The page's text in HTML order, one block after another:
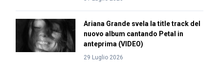
Ariana Grande svela la title track del
nuovo album cantando Petal in
anteprima (VIDEO)
29 Luglio 2026